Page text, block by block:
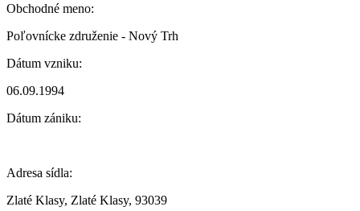
Obchodné meno:
Poľovnícke združenie - Nový Trh
Dátum vzniku:
06.09.1994
Dátum zániku:
Adresa sídla:
Zlaté Klasy, Zlaté Klasy, 93039